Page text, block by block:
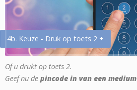
4b. Keuze - Druk op toets 2 +
Of u drukt op toets 2.
Geef nu de pincode in van een medium